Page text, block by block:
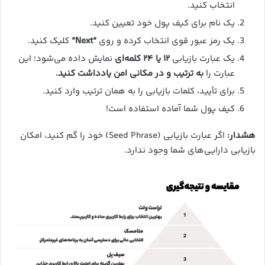
انتخاب کنید.
یک نام برای کیف پول خود تعیین کنید.
یک رمز عبور قوی انتخاب کرده و روی “Next”
کلیک کنید.
یک عبارت بازیابی ۱۲ یا ۲۴ کلمه‌ای
نمایش داده می‌شود؛ این
عبارت را به ترتیب و در مکانی امن یادداشت کنید.
برای تأیید، کلمات بازیابی را به همان ترتیب وارد کنید.
کیف پول شما آماده استفاده است!
هشدار:
اگر عبارت بازیابی (Seed Phrase) خود را گم کنید، امکان
بازیابی دارایی‌های شما وجود ندارد.